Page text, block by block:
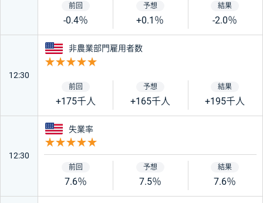
-0.4％ +0.1％ -2.0％
12:30
アメリカ
非農業部門雇用者数
+175千人 +165千人 +195千人
12:30
アメリカ
失業率
7.6％ 7.5％ 7.6％